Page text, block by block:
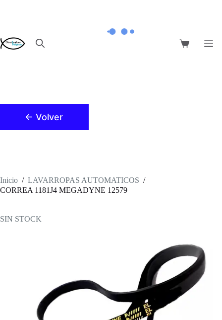
Carro
← Volver
Inicio / LAVARROPAS AUTOMATICOS /
CORREA 1181J4 MEGADYNE 12579
SIN STOCK